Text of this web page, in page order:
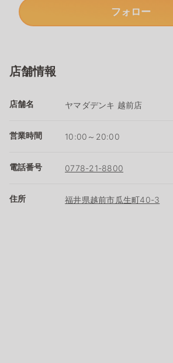
フォロー
店舗情報
店舗名 ヤマダデンキ 越前店
営業時間 10:00～20:00
電話番号 0778-21-8800
住所 福井県越前市瓜生町40-3